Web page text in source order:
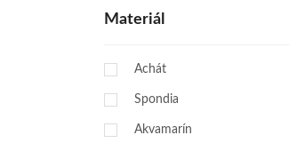
Materiál
Achát
Spondia
Akvamarín